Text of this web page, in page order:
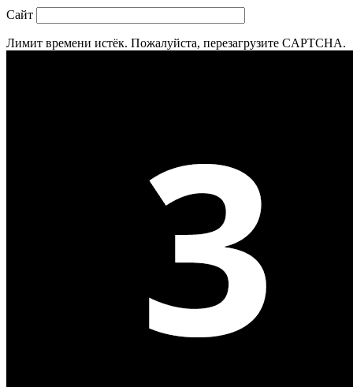
Сайт
Лимит времени истёк. Пожалуйста, перезагрузите CAPTCHA.